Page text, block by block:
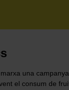
una
el consum de